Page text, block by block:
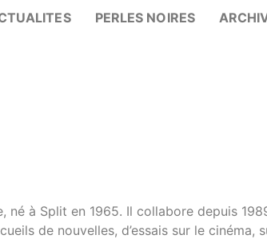
PERLES NOIRES
né à Split en 1965. Il collabore depuis
de nouvelles, d’essais sur le